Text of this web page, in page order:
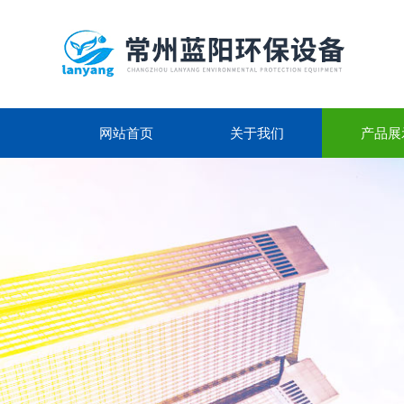
网站首页 关于我们 产品